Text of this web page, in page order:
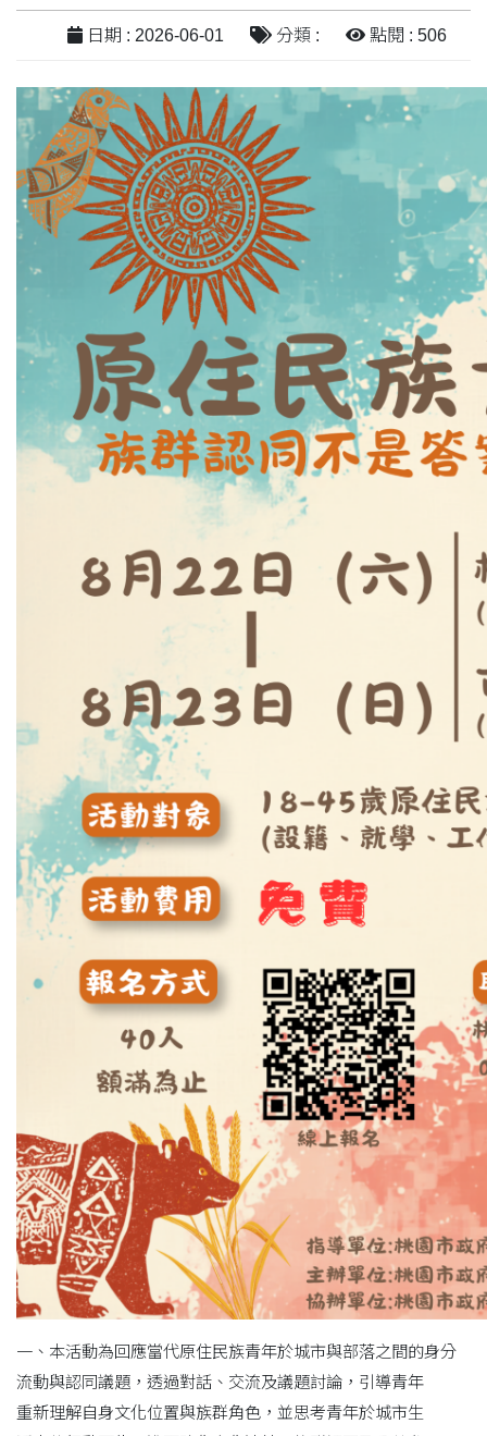
日期 : 2026-06-01 分類 : 點閱 : 506
一、本活動為回應當代原住民族青年於城市與部落之間的身分
流動與認同議題，透過對話、交流及議題討論，引導青年
重新理解自身文化位置與族群角色，並思考青年於城市生